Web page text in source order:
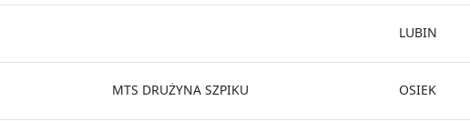
LUBIN
MTS DRUŻYNA SZPIKU OSIEK